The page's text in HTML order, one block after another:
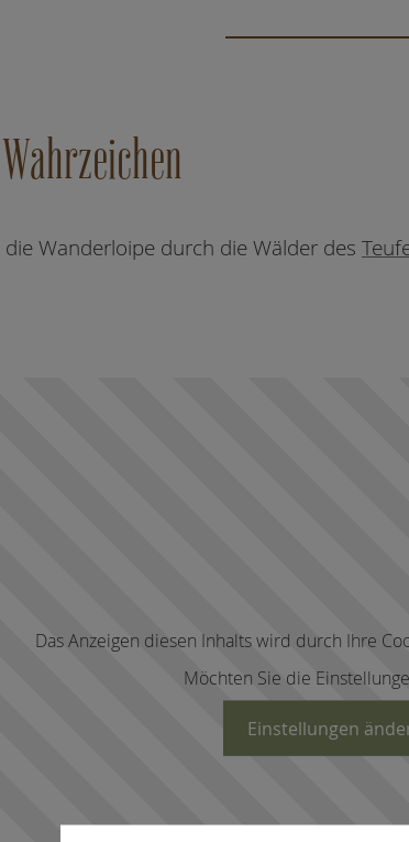
Wanderloipe durch die Wälder des
Das Anzeigen diesen Inhalts wird durch Ihre
Möchten Sie die
Einstellungen